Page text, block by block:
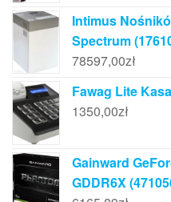
Intimus
Spectrum
78597,00zł
Fawag Lite
1350,00zł
Gainward
GDDR6X